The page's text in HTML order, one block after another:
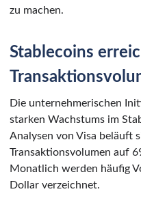
zu machen.
Stablecoins
Die unternehmerischen
starken Wachstums im
Analysen von Visa beläuft
Transaktionsvolumen auf
Monatlich werden häufig
Dollar verzeichnet.